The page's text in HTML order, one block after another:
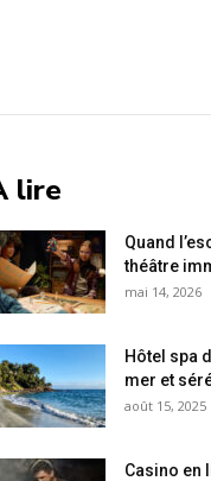
lire
Quand
théâtre
mai 14, 2026
Hôtel spa
mer et
août 15, 2025
Casino en